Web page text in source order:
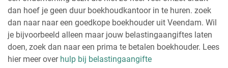
dan hoef je geen duur boekhoudkantoor in te huren. zoek
dan naar naar een goedkope boekhouder uit Veendam. Wil
je bijvoorbeeld alleen maar jouw belastingaangiftes laten
doen, zoek dan naar een prima te betalen boekhouder. Lees
hier meer over hulp bij belastingaangifte